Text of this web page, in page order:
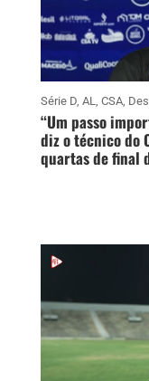
Série D, AL CSA,
“Um passo
diz o técnico do
quartas de final